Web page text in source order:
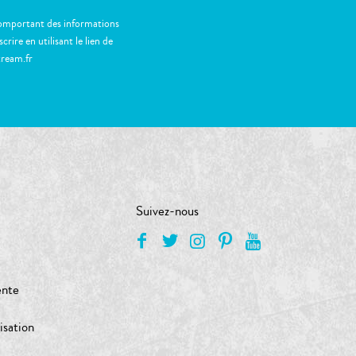
des informations
en utilisant le lien de
Suivez-nous